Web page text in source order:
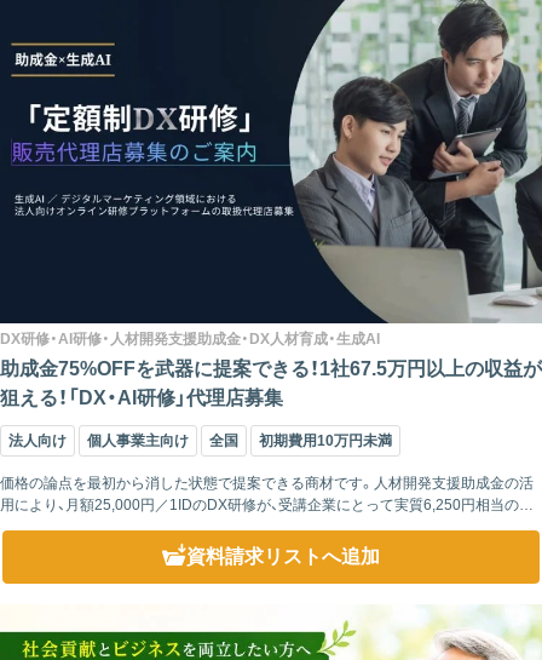
DX研修・AI研修・人材開発支援助成金・DX人材育成・生成AI
助成金75%OFFを武器に提案できる！1社67.5万円以上の収益が
狙える！「DX・AI研修」代理店募集
法人向け 個人事業主向け 全国 初期費用10万円未満
価格の論点を最初から消した状態で提案できる商材です。人材開発支援助成金の活
用により、月額25,000円／1IDのDX研修が、受講企業にとって実質6,250円相当の負
担まで圧縮されます。 助成金申請は弊社の社労士監修チームが...
資料請求リストへ追加